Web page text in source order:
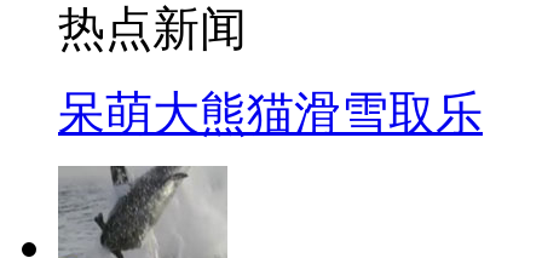
热点新闻
呆萌大熊猫滑雪取乐